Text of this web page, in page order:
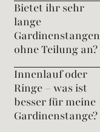
Bietet ihr sehr
lange
Gardinenstangen
ohne Teilung an?
Innenlauf oder
Ringe – was ist
besser für meine
Gardinenstange?